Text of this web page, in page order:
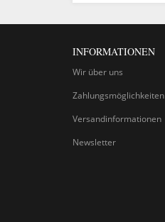
INFORMATIONEN
Wir über uns
Zahlungsmöglichkeiten
Versandinformationen
Newsletter